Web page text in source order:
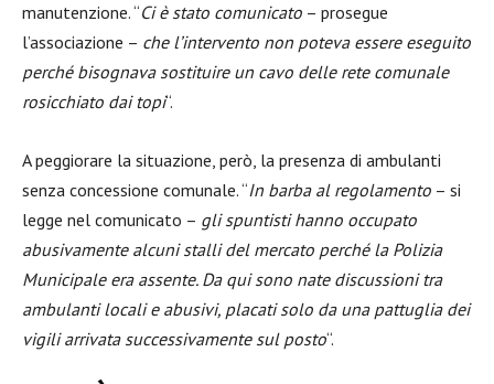
manutenzione. “Ci è stato comunicato – prosegue
l’associazione – che l’intervento non poteva essere eseguito
perché bisognava sostituire un cavo delle rete comunale
rosicchiato dai topi“.
A peggiorare la situazione, però, la presenza di ambulanti
senza concessione comunale. “In barba al regolamento – si
legge nel comunicato – gli spuntisti hanno occupato
abusivamente alcuni stalli del mercato perché la Polizia
Municipale era assente. Da qui sono nate discussioni tra
ambulanti locali e abusivi, placati solo da una pattuglia dei
vigili arrivata successivamente sul posto“.